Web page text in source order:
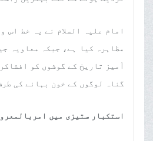
امام علیہ السلام نے یہ خط
مظاہرہ کیا ہے، جبکہ معاویہ
آمیز تاریخ کے گوشوں کو
گناہ لوگوں کے خون بہانے کی طرف
استکبار ستیزی میں